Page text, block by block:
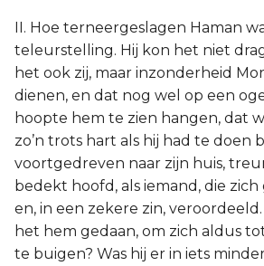
II. Hoe terneergeslagen Haman
teleurstelling. Hij kon het niet
het ook zij, maar inzonderheid
dienen, en dat nog wel op een
hoopte hem te zien hangen, dat
zo’n trots hart als hij had te doen
voortgedreven naar zijn huis,
bedekt hoofd, als iemand, die
en, in een zekere zin,
het hem gedaan, om zich aldus
te buigen? Was hij er in iets